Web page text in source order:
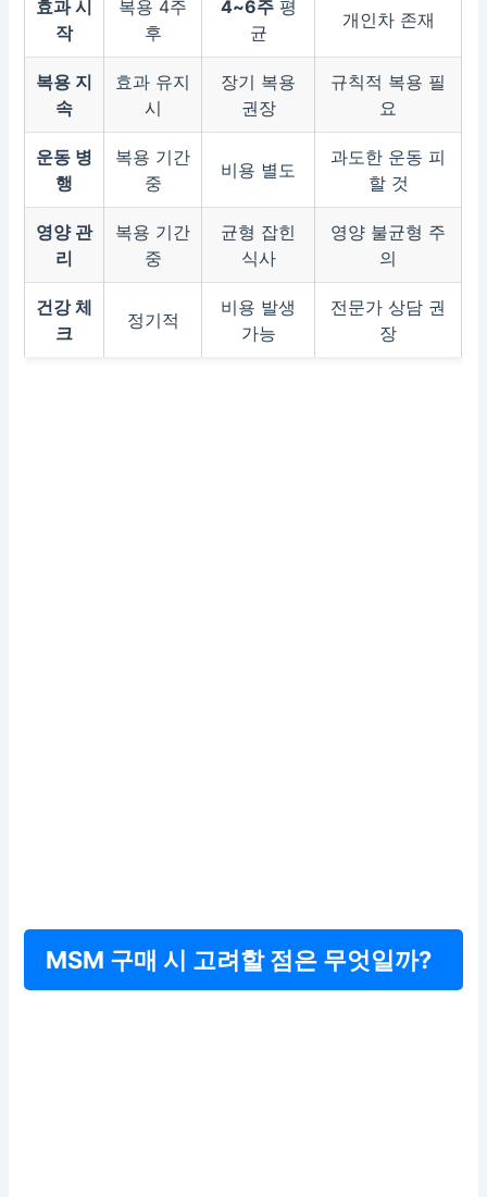
효과 시
작
복용 4주
후
4~6주평
균
개인차 존재
복용 지
속
효과 유지
시
장기 복용
권장
규칙적 복용 필
요
운동 병
행
복용 기간
중
비용 별도
과도한 운동 피
할 것
영양 관
리
복용 기간
중
균형 잡힌
식사
영양 불균형 주
의
건강 체
크
정기적
비용 발생
가능
전문가 상담 권
장
MSM 구매 시 고려할 점은 무엇일까?